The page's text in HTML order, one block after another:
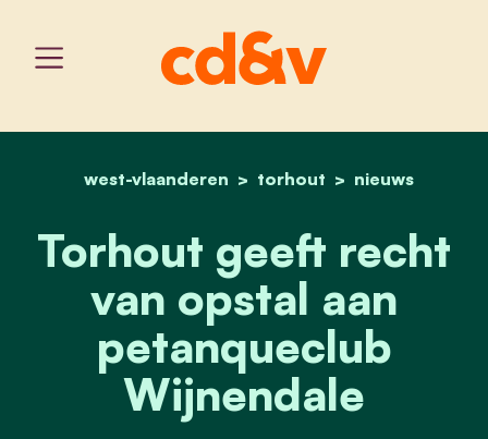
home
west-vlaanderen torhout nieuws
torhout geeft recht van
Torhout geeft recht
van opstal aan
petanqueclub
Wijnendale